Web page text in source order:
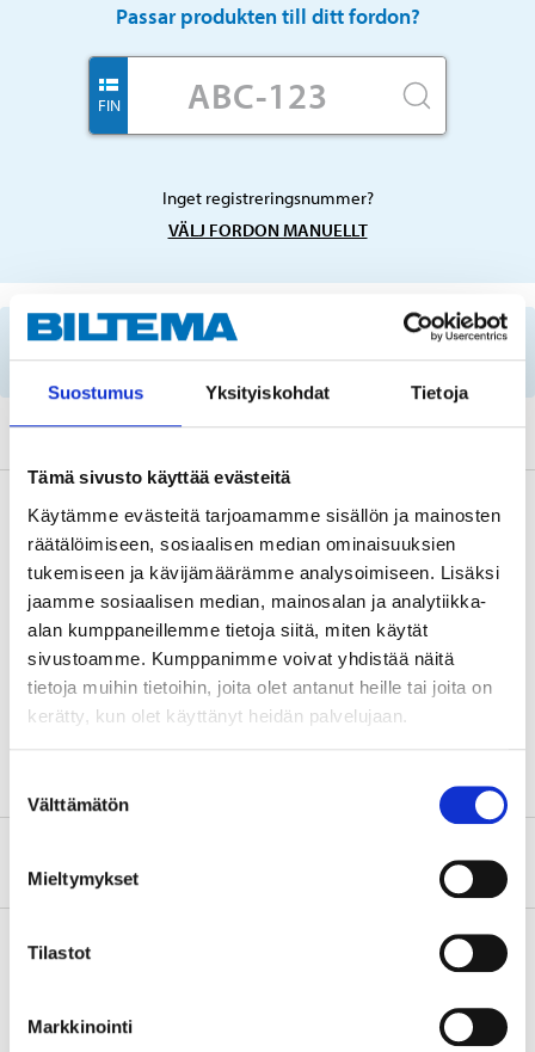
Suostumus Yksityiskohdat Tietoja
Tämä sivusto käyttää evästeitä
Käytämme evästeitä tarjoamamme sisällön ja mainosten
räätälöimiseen, sosiaalisen median ominaisuuksien
tukemiseen ja kävijämäärämme analysoimiseen. Lisäksi
jaamme sosiaalisen median, mainosalan ja analytiikka-
alan kumppaneillemme tietoja siitä, miten käytät
sivustoamme. Kumppanimme voivat yhdistää näitä
tietoja muihin tietoihin, joita olet antanut heille tai joita on
kerätty, kun olet käyttänyt heidän palvelujaan.
valinta
Välttämätön
Mieltymykset
Tilastot
Markkinointi
Passar produkten till ditt fordon?
FIN
Inget registreringsnummer?
VÄLJ FORDON MANUELLT
Viktig information vid reservdelssökning på
reg.nummer och servicerekommendationer.
Beskrivning
Teknisk specifikation
Längd
1215 mm
Ribbantal
6 st.
Köp & Hämta i ditt varuhus inom 2 timmar!